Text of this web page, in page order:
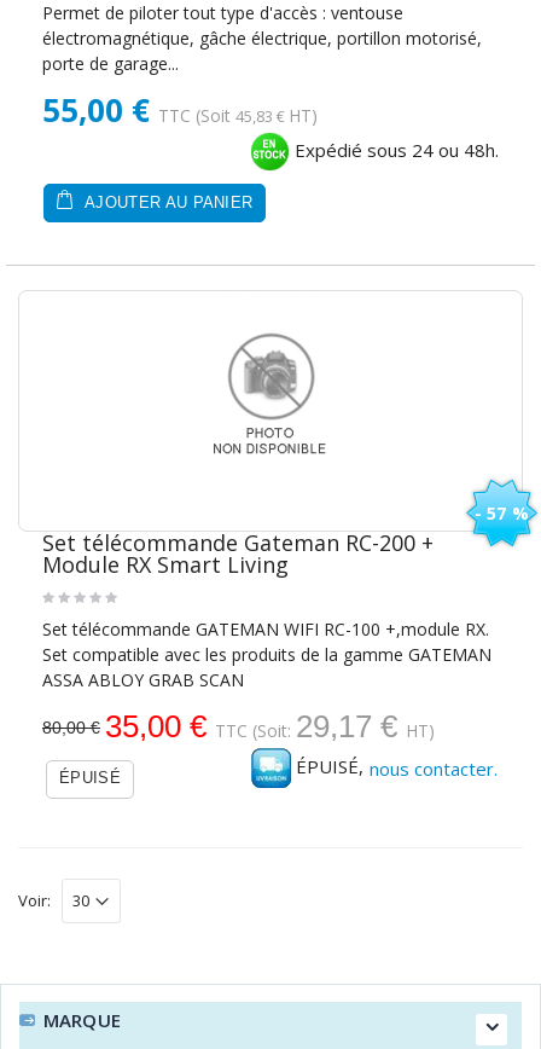
Permet de piloter tout type d'accès : ventouse
électromagnétique, gâche électrique, portillon motorisé,
porte de garage...
55,00 € TTC (Soit 45,83 € HT)
Expédié sous 24 ou 48h.
AJOUTER AU PANIER
- 57 %
Set télécommande Gateman RC-200 +
Module RX Smart Living
Set télécommande GATEMAN WIFI RC-100 +,module RX.
Set compatible avec les produits de la gamme GATEMAN
ASSA ABLOY GRAB SCAN
80,00 € 35,00 € TTC (Soit: 29,17 € HT)
ÉPUISÉ, nous contacter.
ÉPUISÉ
Voir:
MARQUE